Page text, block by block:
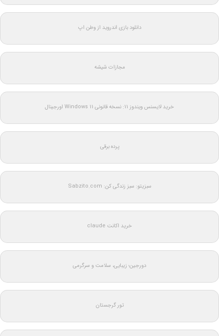
دانلود بازی اندروید از وطن اپ
مجازات شیشه
خرید لایسنس ویندوز 11: نسخه قانونی Windows 11 اورجینال
پرده برقی
سبزیتو: سبز زندگی کن: Sabzito.com
خرید اکانت claude
دورجین؛ زیبایی، سلامت و سرگرمی
تور گرجستان